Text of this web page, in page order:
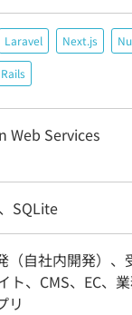
Laravel Next.js
Web Services
SQLite
（自社内開発）、
ト、CMS、EC、
リ